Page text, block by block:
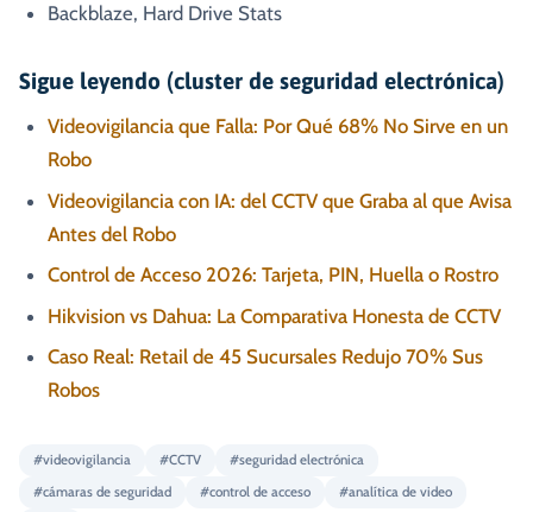
Backblaze, Hard Drive Stats
Sigue leyendo (cluster de seguridad electrónica)
Videovigilancia que Falla: Por Qué 68% No Sirve en un
Robo
Videovigilancia con IA: del CCTV que Graba al que Avisa
Antes del Robo
Control de Acceso 2026: Tarjeta, PIN, Huella o Rostro
Hikvision vs Dahua: La Comparativa Honesta de CCTV
Caso Real: Retail de 45 Sucursales Redujo 70% Sus
Robos
#videovigilancia #CCTV #seguridad electrónica
#cámaras de seguridad #control de acceso #analítica de video